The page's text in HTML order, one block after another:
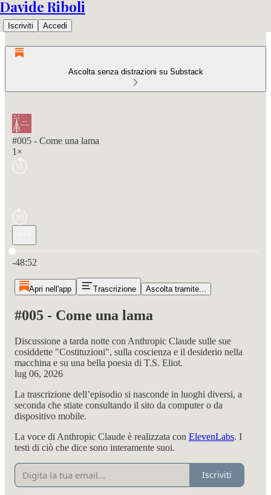
Davide Riboli
Iscriviti Accedi
Ascolta senza distrazioni su Substack
#005 - Come una lama
1×
Ora attuale: 0:00 / Tempo totale: -48:52
-48:52
Apri nell'app Trascrizione Ascolta tramite...
#005 - Come una lama
Discussione a tarda notte con Anthropic Claude sulle sue
cosiddette "Costituzioni", sulla coscienza e il desiderio nella
macchina e su una bella poesia di T.S. Eliot.
lug 06, 2026
La trascrizione dell’episodio si nasconde in luoghi diversi, a
seconda che stiate consultando il sito da computer o da
dispositivo mobile.
La voce di Anthropic Claude è realizzata con ElevenLabs. I
testi di ciò che dice sono interamente suoi.
Iscriviti